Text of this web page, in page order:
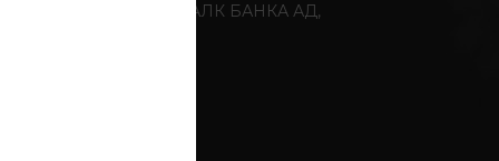
ХАЛК БАНКА АД,